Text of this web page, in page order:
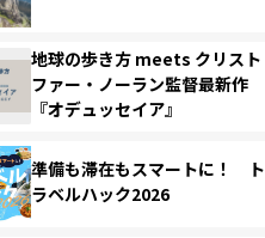
地球の歩き方 meets クリスト
ファー・ノーラン監督最新作
『オデュッセイア』
準備も滞在もスマートに！ ト
ラベルハック2026